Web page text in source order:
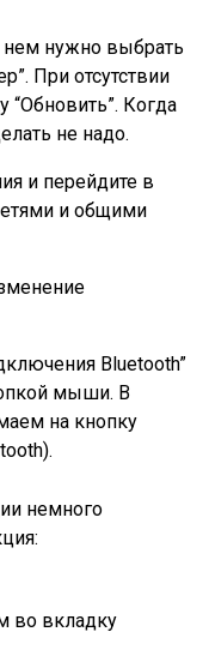
нужно выбрать
При отсутствии
“Обновить”. Когда
не надо.
и перейдите в
и общими
Bluetooth”
мыши. В
на кнопку
немного
во вкладку